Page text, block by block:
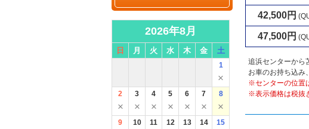
42,500円
47,500円
追浜センターから
お車のお持ち込み
※センターの位置
※表示価格は税抜
2026年8月
日 月 火 水 木 金 土
1
×
2
×
3
×
4
×
5
×
6
×
7
×
8
×
9 10 11 12 13 14 15